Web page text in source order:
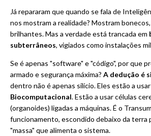
Já repararam que quando se fala de
nos mostram a realidade? Mostram
brilhantes. Mas a verdade está trancada em
subterrâneos, vigiados como instalações
Se é apenas "software" e "código", por que
armado e segurança máxima? A dedução é
dentro não é apenas silício. Eles estão a usar
Biocomputacional. Estão a usar células
(organoides) ligadas a máquinas. É o
funcionamento, escondido debaixo da terra
"massa" que alimenta o sistema.